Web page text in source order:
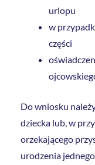
urlopu
w
części
Do wniosku
dziecka lub, w
orzekającego
urodzenia